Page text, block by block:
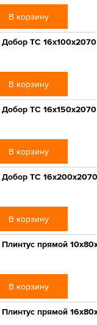
В корзину
ТС 16x100x2070
В корзину
ТС 16x150x2070
В корзину
Добор ТС 16x200x2070
В корзину
прямой
В корзину
прямой